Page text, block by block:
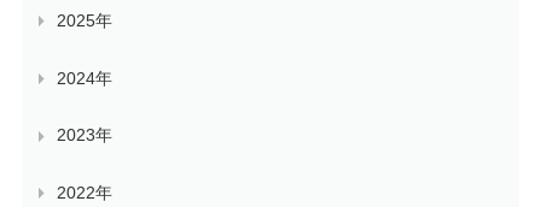
2025年
2024年
2023年
2022年